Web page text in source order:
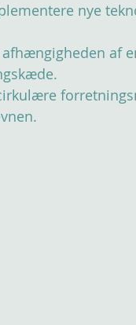
nye
afhængigheden af